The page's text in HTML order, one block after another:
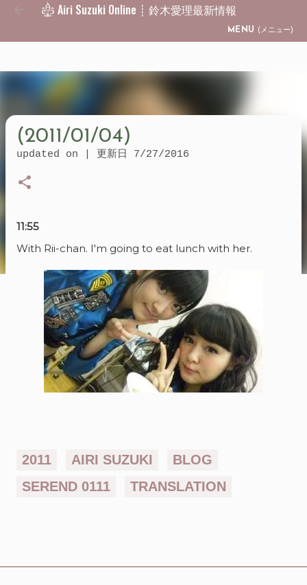
Skip to main content
Airi Suzuki Online ┊ 鈴木愛理最新情報
MENU (メニュー)
(2011/01/04)
updated on | 更新日 7/27/2016
11:55
With Rii-chan. I'm going to eat lunch with her.
2011 AIRI SUZUKI
BLOG
SEREND 0111
TRANSLATION